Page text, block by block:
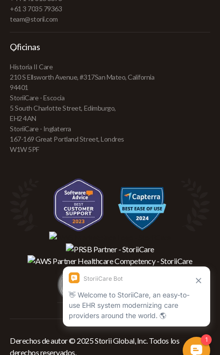
+61 3 7035 79363
team@storii.com
Oficinas
Historia II Care
210 S Ellsworth Avenue, #317San Mateo, California
94401
StoriiCare - Escocia
5 South Charlotte Street, Edimburgo,
EH2 4AN
StoriiCare - Inglaterra
167-169 Great Portland Street, Londres
W1W 5PF
Derechos de autor © 2025 Storii Global, Inc. Todos los
derechos reservados.